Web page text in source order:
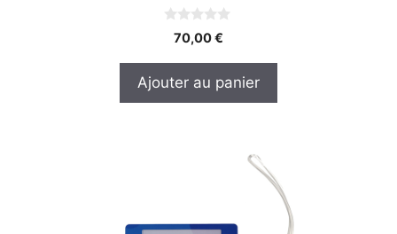
s
5
70,00€
Ajouter au panier